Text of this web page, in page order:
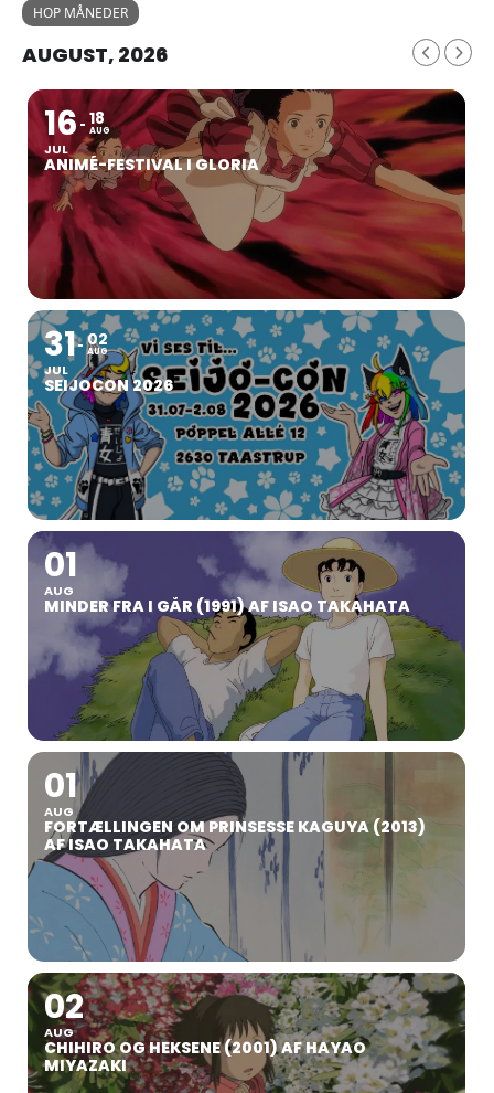
HOP MÅNEDER
AUGUST, 2026
16
JUL
18
AUG
ANIMÉ-FESTIVAL I GLORIA
31
JUL
02
AUG
SEIJOCON 2026
01
AUG
MINDER FRA I GÅR (1991) AF ISAO TAKAHATA
01
AUG
FORTÆLLINGEN OM PRINSESSE KAGUYA (2013)
AF ISAO TAKAHATA
02
AUG
CHIHIRO OG HEKSENE (2001) AF HAYAO
MIYAZAKI